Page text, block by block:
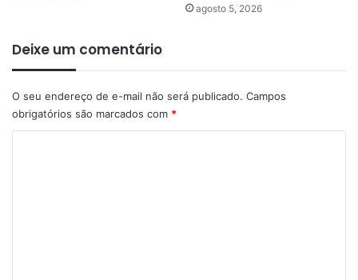
agosto 5, 2026
Deixe um comentário
O seu endereço de e-mail não será publicado. Campos
obrigatórios são marcados com *